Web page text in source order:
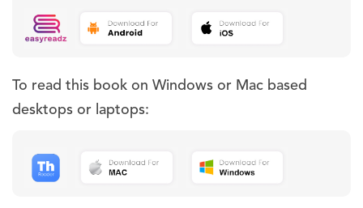
To read this book on Windows or Mac based
desktops or laptops: